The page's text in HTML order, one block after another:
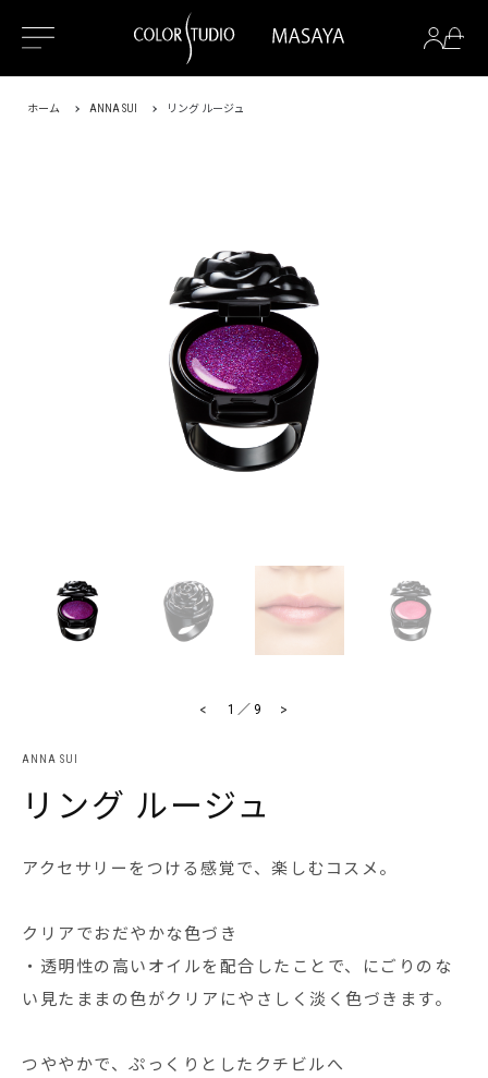
ホーム ANNA SUI リング ルージュ
< >
1 ／ 9
ANNA SUI
リング ルージュ
アクセサリーをつける感覚で、楽しむコスメ。
クリアでおだやかな色づき
・透明性の高いオイルを配合したことで、にごりのな
い見たままの色がクリアにやさしく淡く色づきます。
つややかで、ぷっくりとしたクチビルへ